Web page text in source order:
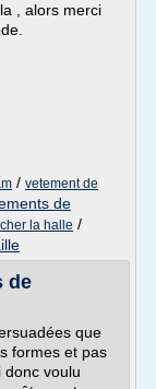
, alors merci
/ vetement de
de
la halle /
de
que
formes et pas
voulu